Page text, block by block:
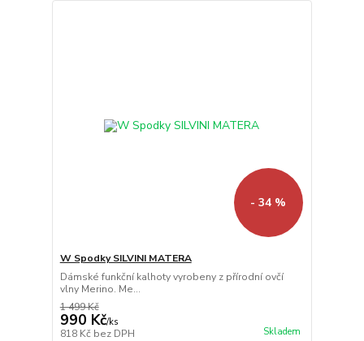
- 34 %
W Spodky SILVINI MATERA
Dámské funkční kalhoty vyrobeny z přírodní ovčí
vlny Merino. Me...
1 499 Kč
990 Kč/ks
818 Kč bez DPH Skladem